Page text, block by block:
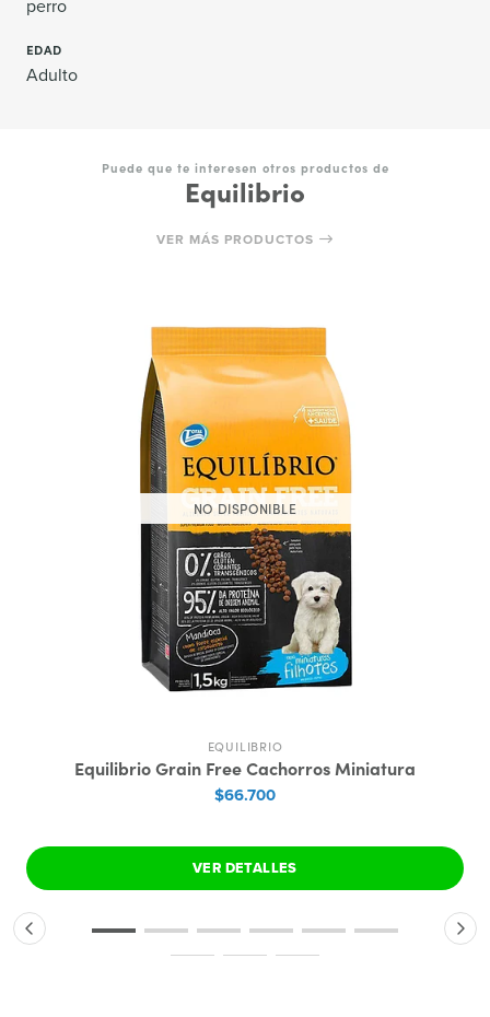
perro
EDAD
Adulto
Puede que te interesen otros productos de
Equilibrio
VER MÁS PRODUCTOS
NO DISPONIBLE
EQUILIBRIO
Equilibrio Grain Free Cachorros Miniatura
$66.700
VER DETALLES